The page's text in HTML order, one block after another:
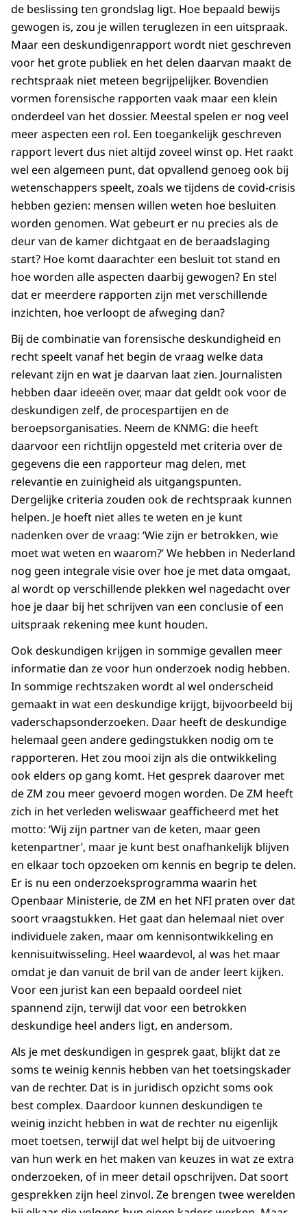
de beslissing ten grondslag ligt. Hoe bepaald bewijs
gewogen is, zou je willen teruglezen in een uitspraak.
Maar een deskundigenrapport wordt niet geschreven
voor het grote publiek en het delen daarvan maakt de
rechtspraak niet meteen begrijpelijker. Bovendien
vormen forensische rapporten vaak maar een klein
onderdeel van het dossier. Meestal spelen er nog veel
meer aspecten een rol. Een toegankelijk geschreven
rapport levert dus niet altijd zoveel winst op. Het raakt
wel een algemeen punt, dat opvallend genoeg ook bij
wetenschappers speelt, zoals we tijdens de covid-crisis
hebben gezien: mensen willen weten hoe besluiten
worden genomen. Wat gebeurt er nu precies als de
deur van de kamer dichtgaat en de beraadslaging
start? Hoe komt daarachter een besluit tot stand en
hoe worden alle aspecten daarbij gewogen? En stel
dat er meerdere rapporten zijn met verschillende
inzichten, hoe verloopt de afweging dan?
Bij de combinatie van forensische deskundigheid en
recht speelt vanaf het begin de vraag welke data
relevant zijn en wat je daarvan laat zien. Journalisten
hebben daar ideeën over, maar dat geldt ook voor de
deskundigen zelf, de procespartijen en de
beroepsorganisaties. Neem de KNMG: die heeft
daarvoor een richtlijn opgesteld met criteria over de
gegevens die een rapporteur mag delen, met
relevantie en zuinigheid als uitgangspunten.
Dergelijke criteria zouden ook de rechtspraak kunnen
helpen. Je hoeft niet alles te weten en je kunt
nadenken over de vraag: ‘Wie zijn er betrokken, wie
moet wat weten en waarom?’ We hebben in Nederland
nog geen integrale visie over hoe je met data omgaat,
al wordt op verschillende plekken wel nagedacht over
hoe je daar bij het schrijven van een conclusie of een
uitspraak rekening mee kunt houden.
Ook deskundigen krijgen in sommige gevallen meer
informatie dan ze voor hun onderzoek nodig hebben.
In sommige rechtszaken wordt al wel onderscheid
gemaakt in wat een deskundige krijgt, bijvoorbeeld bij
vaderschapsonderzoeken. Daar heeft de deskundige
helemaal geen andere gedingstukken nodig om te
rapporteren. Het zou mooi zijn als die ontwikkeling
ook elders op gang komt. Het gesprek daarover met
de ZM zou meer gevoerd mogen worden. De ZM heeft
zich in het verleden weliswaar geafficheerd met het
motto: ‘Wij zijn partner van de keten, maar geen
ketenpartner’, maar je kunt best onafhankelijk blijven
en elkaar toch opzoeken om kennis en begrip te delen.
Er is nu een onderzoeksprogramma waarin het
Openbaar Ministerie, de ZM en het NFI praten over dat
soort vraagstukken. Het gaat dan helemaal niet over
individuele zaken, maar om kennisontwikkeling en
kennisuitwisseling. Heel waardevol, al was het maar
omdat je dan vanuit de bril van de ander leert kijken.
Voor een jurist kan een bepaald oordeel niet
spannend zijn, terwijl dat voor een betrokken
deskundige heel anders ligt, en andersom.
Als je met deskundigen in gesprek gaat, blijkt dat ze
soms te weinig kennis hebben van het toetsingskader
van de rechter. Dat is in juridisch opzicht soms ook
best complex. Daardoor kunnen deskundigen te
weinig inzicht hebben in wat de rechter nu eigenlijk
moet toetsen, terwijl dat wel helpt bij de uitvoering
van hun werk en het maken van keuzes in wat ze extra
onderzoeken, of in meer detail opschrijven. Dat soort
gesprekken zijn heel zinvol. Ze brengen twee werelden